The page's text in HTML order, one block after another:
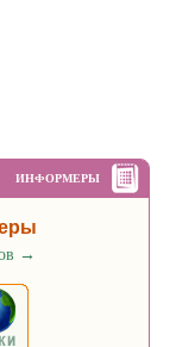
ИНФОРМЕРЫ
→